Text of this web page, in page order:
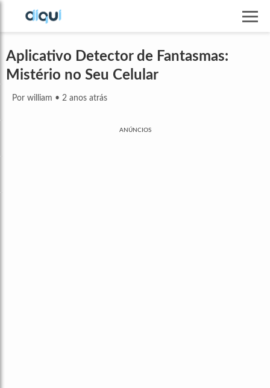
Aplicativo Detector de Fantasmas:
Mistério no Seu Celular
Por william • 2 anos atrás
ANÚNCIOS